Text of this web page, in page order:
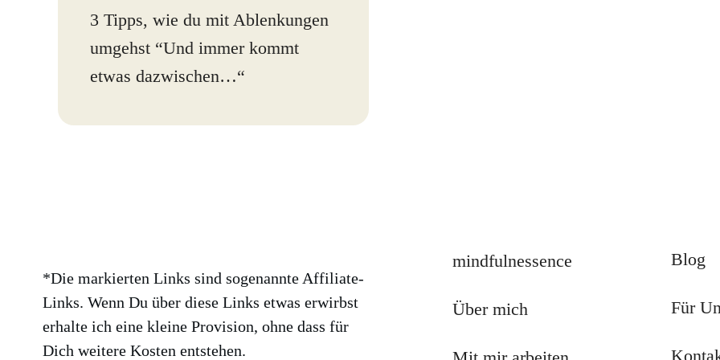
3 Tipps, wie du mit Ablenkungen
umgehst “Und immer kommt
etwas dazwischen…“
*Die markierten Links sind sogenannte Affiliate-
Links. Wenn Du über diese Links etwas erwirbst
erhalte ich eine kleine Provision, ohne dass für
Dich weitere Kosten entstehen.
mindfulnessence
Über mich
Blog
Für